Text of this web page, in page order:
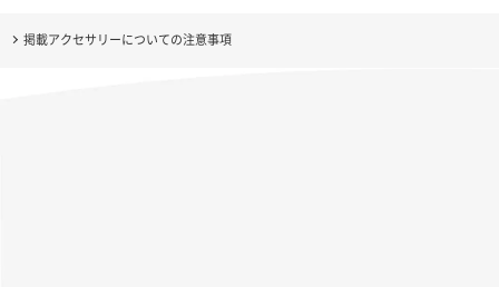
掲載アクセサリーについての注意事項